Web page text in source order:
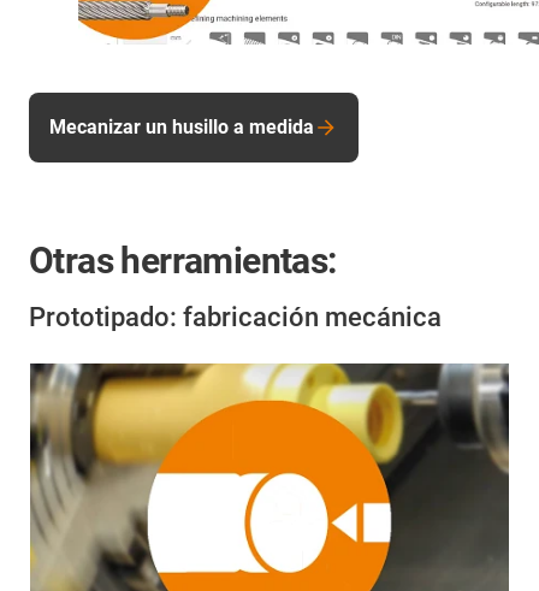
Mecanizar un husillo a medida
Otras herramientas:
Prototipado: fabricación mecánica